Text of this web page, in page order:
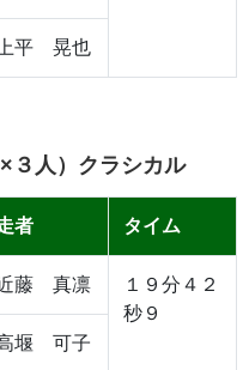
上平 晃也
３人）クラシカル
者 タイム
藤 真凛
１９分４２
秒９
堰 可子